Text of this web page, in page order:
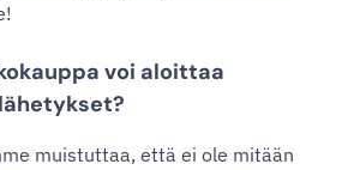
voi aloittaa
muistuttaa, että ei ole mitään